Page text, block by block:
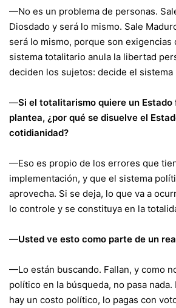
—No es un problema de personas.
Diosdado y será lo mismo. Sale
será lo mismo, porque son exigencias
sistema totalitario anula la libertad
deciden los sujetos: decide el
—Si el totalitarismo quiere un
plantea, ¿por qué se disuelve el
cotidianidad?
—Eso es propio de los errores que
implementación, y que el sistema
aprovecha. Si se deja, lo que va a
lo controle y se constituya en la
—Usted ve esto como parte de un
—Lo están buscando. Fallan, y como
político en la búsqueda, no pasa nada.
hay un costo político, lo pagas con